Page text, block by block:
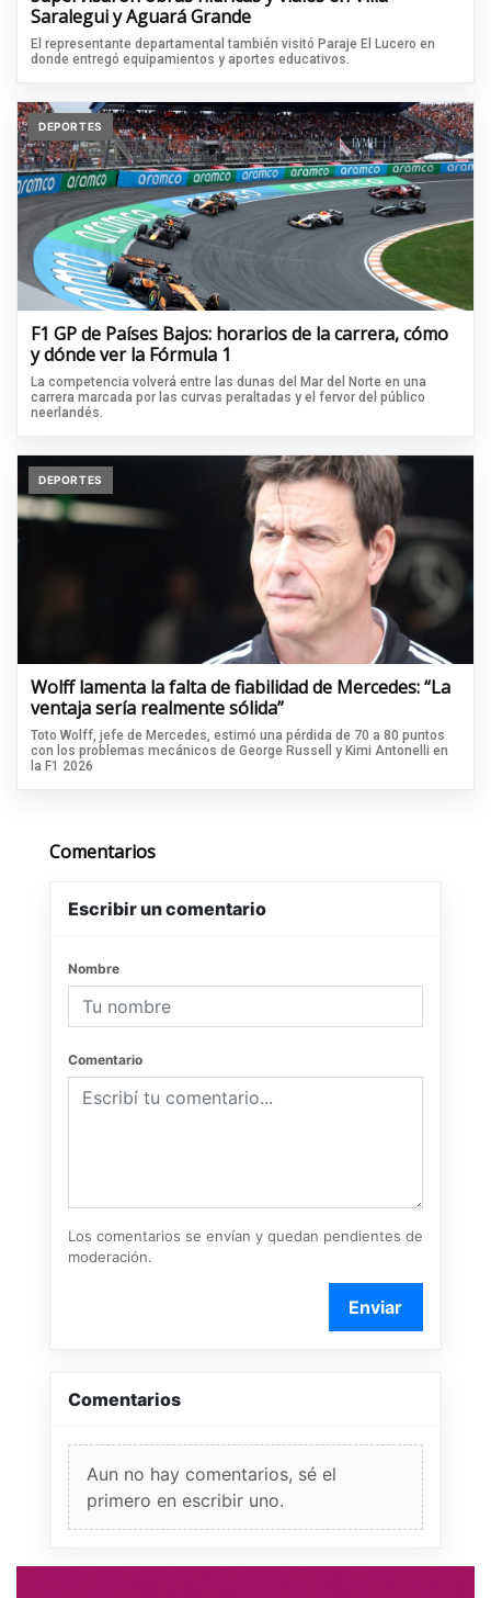
Saralegui y Aguará Grande
El representante departamental también visitó Paraje El Lucero en
donde entregó equipamientos y aportes educativos.
DEPORTES
F1 GP de Países Bajos: horarios de la carrera, cómo
y dónde ver la Fórmula 1
La competencia volverá entre las dunas del Mar del Norte en una
carrera marcada por las curvas peraltadas y el fervor del público
neerlandés.
DEPORTES
Wolff lamenta la falta de fiabilidad de Mercedes: “La
ventaja sería realmente sólida”
Toto Wolff, jefe de Mercedes, estimó una pérdida de 70 a 80 puntos
con los problemas mecánicos de George Russell y Kimi Antonelli en
la F1 2026
Comentarios
Escribir un comentario
Nombre
Comentario
Los comentarios se envían y quedan pendientes de
moderación.
Enviar
Comentarios
Aun no hay comentarios, sé el
primero en escribir uno.